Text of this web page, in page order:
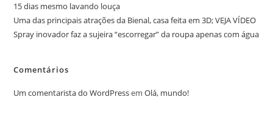
15 dias mesmo lavando louça
Uma das principais atrações da Bienal, casa feita em 3D; VEJA VÍDEO
Spray inovador faz a sujeira “escorregar” da roupa apenas com água
Comentários
Um comentarista do WordPressemOlá, mundo!